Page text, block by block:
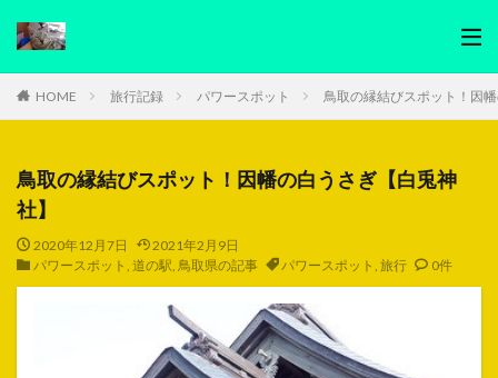
HOME 旅行記録 パワースポット 鳥取の縁結びスポット！因
鳥取の縁結びスポット！因幡の白うさぎ【白兎神
社】
2020年12月7日
2021年2月9日
パワースポット , 道の駅, 鳥取県の記事 パワースポット , 旅行 0件